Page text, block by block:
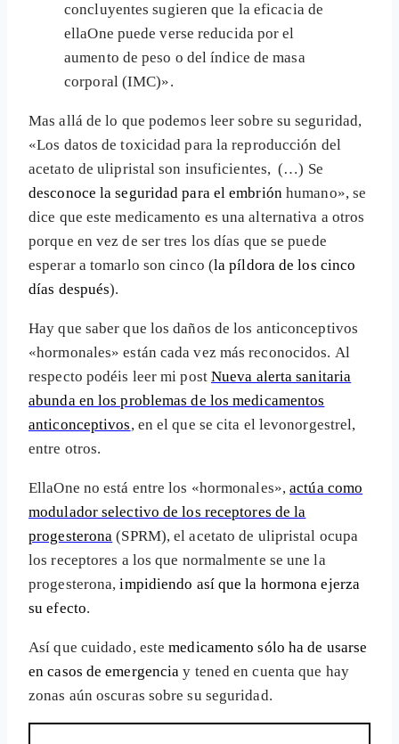
concluyentes sugieren que la eficacia de
ellaOne puede verse reducida por el
aumento de peso o del índice de masa
corporal (IMC)».
Mas allá de lo que podemos leer sobre su seguridad,
«Los datos de toxicidad para la reproducción del
acetato de ulipristal son insuficientes, (…) Se
desconoce la seguridad para el embrión humano», se
dice que este medicamento es una alternativa a otros
porque en vez de ser tres los días que se puede
esperar a tomarlo son cinco (la píldora de los cinco
días después).
Hay que saber que los daños de los anticonceptivos
«hormonales» están cada vez más reconocidos. Al
respecto podéis leer mi post Nueva alerta sanitaria
abunda en los problemas de los medicamentos
anticonceptivos, en el que se cita el levonorgestrel,
entre otros.
EllaOne no está entre los «hormonales»,actúa como
modulador selectivo de los receptores de la
progesterona (SPRM), el acetato de ulipristal ocupa
los receptores a los que normalmente se une la
progesterona,impidiendo así que la hormona ejerza
su efecto.
Así que cuidado, estemedicamento sólo ha de usarse
en casos de emergencia y tened en cuenta que hay
zonas aún oscuras sobre su seguridad.